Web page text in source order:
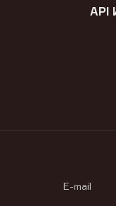
API
E-mail